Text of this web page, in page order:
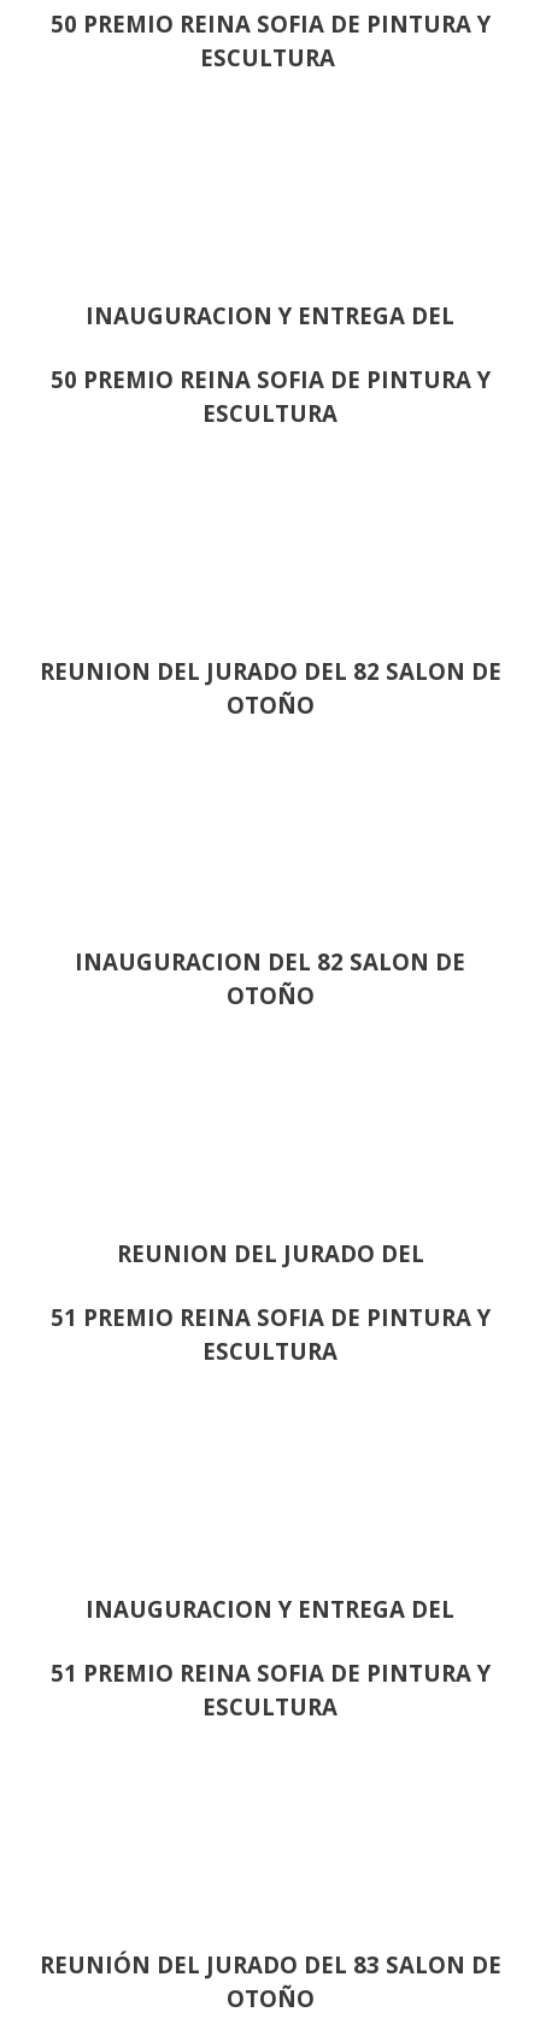
50 PREMIO REINA SOFIA DE PINTURA Y
ESCULTURA
INAUGURACION Y ENTREGA DEL
50 PREMIO REINA SOFIA DE PINTURA Y
ESCULTURA
REUNION DEL JURADO DEL 82 SALON DE
OTOÑO
INAUGURACION DEL 82 SALON DE
OTOÑO
REUNION DEL JURADO DEL
51 PREMIO REINA SOFIA DE PINTURA Y
ESCULTURA
INAUGURACION Y ENTREGA DEL
51 PREMIO REINA SOFIA DE PINTURA Y
ESCULTURA
REUNIÓN DEL JURADO DEL 83 SALON DE
OTOÑO